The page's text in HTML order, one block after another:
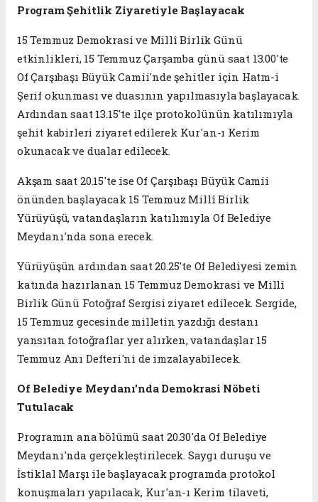
Program Şehitlik Ziyaretiyle Başlayacak
15 Temmuz Demokrasi ve Millî Birlik Günü
etkinlikleri, 15 Temmuz Çarşamba günü saat 13.00'te
Of Çarşıbaşı Büyük Camii'nde şehitler için Hatm-i
Şerif okunması ve duasının yapılmasıyla başlayacak.
Ardından saat 13.15'te ilçe protokolünün katılımıyla
şehit kabirleri ziyaret edilerek Kur'an-ı Kerim
okunacak ve dualar edilecek.
Akşam saat 20.15'te ise Of Çarşıbaşı Büyük Camii
önünden başlayacak 15 Temmuz Millî Birlik
Yürüyüşü, vatandaşların katılımıyla Of Belediye
Meydanı'nda sona erecek.
Yürüyüşün ardından saat 20.25'te Of Belediyesi zemin
katında hazırlanan 15 Temmuz Demokrasi ve Millî
Birlik Günü Fotoğraf Sergisi ziyaret edilecek. Sergide,
15 Temmuz gecesinde milletin yazdığı destanı
yansıtan fotoğraflar yer alırken, vatandaşlar 15
Temmuz Anı Defteri'ni de imzalayabilecek.
Of Belediye Meydanı'nda Demokrasi Nöbeti
Tutulacak
Programın ana bölümü saat 20.30'da Of Belediye
Meydanı'nda gerçekleştirilecek. Saygı duruşu ve
İstiklal Marşı ile başlayacak programda protokol
konuşmaları yapılacak, Kur'an-ı Kerim tilaveti,